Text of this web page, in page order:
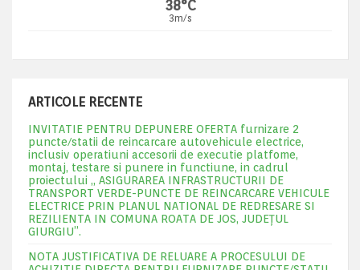
38°C
3m/s
ARTICOLE RECENTE
INVITATIE PENTRU DEPUNERE OFERTA furnizare 2
puncte/statii de reincarcare autovehicule electrice,
inclusiv operatiuni accesorii de executie platfome,
montaj, testare si punere in functiune, in cadrul
proiectului „ ASIGURAREA INFRASTRUCTURII DE
TRANSPORT VERDE-PUNCTE DE REINCARCARE VEHICULE
ELECTRICE PRIN PLANUL NATIONAL DE REDRESARE SI
REZILIENTA IN COMUNA ROATA DE JOS, JUDEŢUL
GIURGIU”.
NOTA JUSTIFICATIVA DE RELUARE A PROCESULUI DE